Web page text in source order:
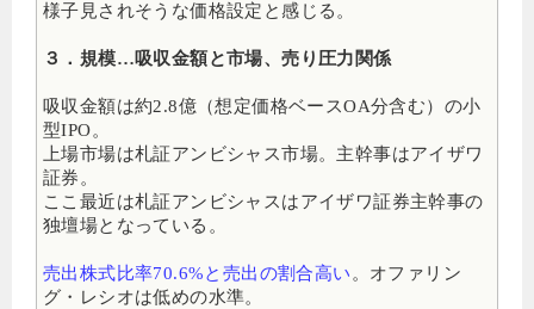
様子見されそうな価格設定と感じる。
３．規模…吸収金額と市場、売り圧力関係
吸収金額は約2.8億（想定価格ベースOA分含む）の小
型IPO。
上場市場は札証アンビシャス市場。主幹事はアイザワ
証券 。
ここ最近は札証アンビシャスはアイザワ証券主幹事の
独壇場となっている。
売出株式比率70.6%と売出の割合高い 。オファリン
グ・レシオは低めの水準。